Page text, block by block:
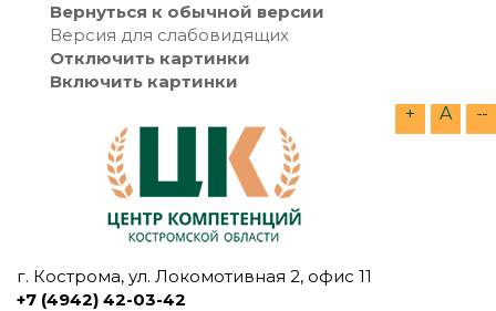
Вернуться к обычной версии
Версия для слабовидящих
Отключить картинки
Включить картинки
+
A --
г. Кострома, ул. Локомотивная 2, офис 11
+7 (4942) 42-03-42